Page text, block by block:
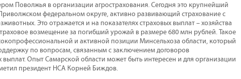
Поволжья в организации агрострахования. Сегодня это крупнейший
федеральном округе, активно развивающий страхование с
Это отражается и на показателях страховых выплат – хозяйства
возмещение за погибший урожай в размере 680 млн рублей. Такое
и активной позиции Минсельхоза области, который
по вопросам, связанным с заключением договоров
Опыт Самарской области может быть интересен и для организации
президент НСА Корней Биждов.